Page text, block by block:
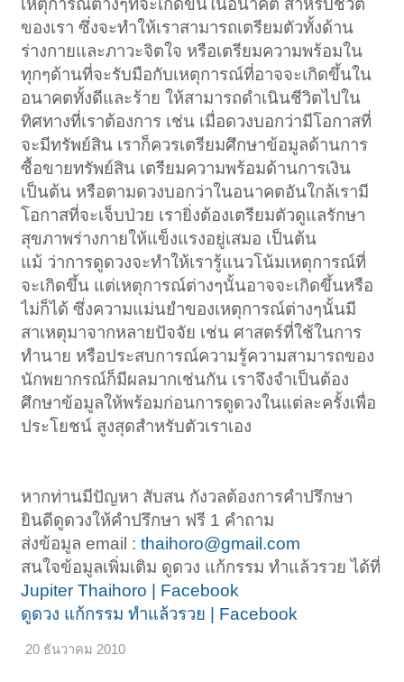
เหตุการณ์ต่างๆที่จะเกิดขึ้นในอนาคต สำหรับชีวิต
ของเรา ซึ่งจะทำให้เราสามารถเตรียมตัวทั้งด้าน
ร่างกายและภาวะจิตใจ หรือเตรียมความพร้อมใน
ทุกๆด้านที่จะรับมือกับเหตุการณ์ที่อาจจะเกิดขึ้นใน
อนาคตทั้งดีและร้าย ให้สามารถดำเนินชีวิตไปใน
ทิศทางที่เราต้องการ เช่น เมื่อดวงบอกว่ามีโอกาสที่
จะมีทรัพย์สิน เราก็ควรเตรียมศึกษาข้อมูลด้านการ
ซื้อขายทรัพย์สิน เตรียมความพร้อมด้านการเงิน
เป็นต้น หรือตามดวงบอกว่าในอนาคตอันใกล้เรามี
โอกาสที่จะเจ็บป่วย เรายิ่งต้องเตรียมตัวดูแลรักษา
สุขภาพร่างกายให้แข็งแรงอยู่เสมอ เป็นต้น
แม้ ว่าการดูดวงจะทำให้เรารู้แนวโน้มเหตุการณ์ที่
จะเกิดขึ้น แต่เหตุการณ์ต่างๆนั้นอาจจะเกิดขึ้นหรือ
ไม่ก็ได้ ซึ่งความแม่นยำของเหตุการณ์ต่างๆนั้นมี
สาเหตุมาจากหลายปัจจัย เช่น ศาสตร์ที่ใช้ในการ
ทำนาย หรือประสบการณ์ความรู้ความสามารถของ
นักพยากรณ์ก็มีผลมากเช่นกัน เราจึงจำเป็นต้อง
ศึกษาข้อมูลให้พร้อมก่อนการดูดวงในแต่ละครั้งเพื่อ
ประโยชน์ สูงสุดสำหรับตัวเราเอง
หากท่านมีปัญหา สับสน กังวลต้องการคำปรึกษา
ยินดีดูดวงให้คำปรึกษา ฟรี 1 คำถาม
ส่งข้อมูล email :thaihoro@gmail.com
สนใจข้อมูลเพิ่มเติม ดูดวง แก้กรรม ทำแล้วรวย ได้ที่
Jupiter Thaihoro | Facebook
ดูดวง แก้กรรม ทำแล้วรวย | Facebook
20 ธันวาคม 2010